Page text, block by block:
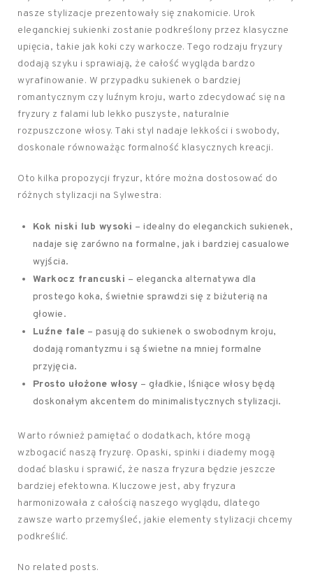
nasze stylizacje prezentowały się znakomicie. Urok
eleganckiej sukienki zostanie podkreślony przez klasyczne
upięcia, takie jak koki czy warkocze. Tego rodzaju fryzury
dodają szyku i sprawiają, że całość wygląda bardzo
wyrafinowanie. W przypadku sukienek o bardziej
romantycznym czy luźnym kroju, warto zdecydować się na
fryzury z falami lub lekko puszyste, naturalnie
rozpuszczone włosy. Taki styl nadaje lekkości i swobody,
doskonale równoważąc formalność klasycznych kreacji.
Oto kilka propozycji fryzur, które można dostosować do
różnych stylizacji na Sylwestra:
Kok niski lub wysoki – idealny do eleganckich sukienek,
nadaje się zarówno na formalne, jak i bardziej casualowe
wyjścia.
Warkocz francuski – elegancka alternatywa dla
prostego koka, świetnie sprawdzi się z biżuterią na
głowie.
Luźne fale – pasują do sukienek o swobodnym kroju,
dodają romantyzmu i są świetne na mniej formalne
przyjęcia.
Prosto ułożone włosy – gładkie, lśniące włosy będą
doskonałym akcentem do minimalistycznych stylizacji.
Warto również pamiętać o dodatkach, które mogą
wzbogacić naszą fryzurę. Opaski, spinki i diademy mogą
dodać blasku i sprawić, że nasza fryzura będzie jeszcze
bardziej efektowna. Kluczowe jest, aby fryzura
harmonizowała z całością naszego wyglądu, dlatego
zawsze warto przemyśleć, jakie elementy stylizacji chcemy
podkreślić.
No related posts.